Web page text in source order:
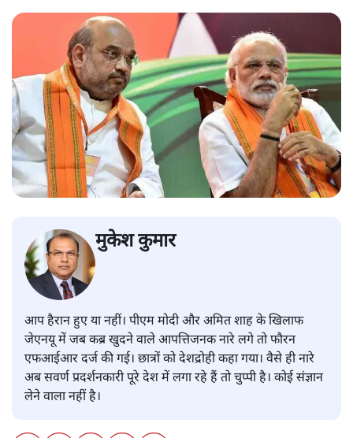
मुकेश कुमार
आप हैरान हुए या नहीं। पीएम मोदी और अमित शाह के खिलाफ
जेएनयू में जब कब्र खुदने वाले आपत्तिजनक नारे लगे तो फौरन
एफआईआर दर्ज की गई। छात्रों को देशद्रोही कहा गया। वैसे ही नारे
अब सवर्ण प्रदर्शनकारी पूरे देश में लगा रहे हैं तो चुप्पी है। कोई संज्ञान
लेने वाला नहीं है।